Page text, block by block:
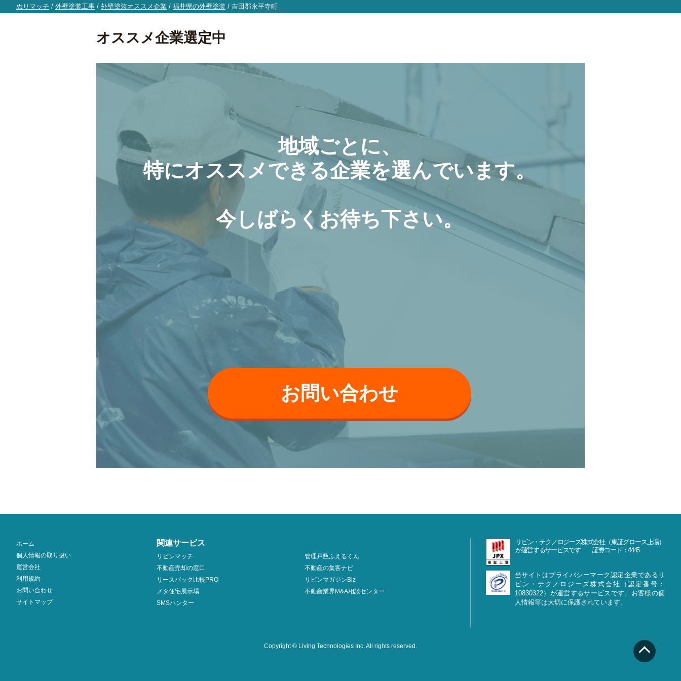
ぬりマッチ / 外壁塗装工事 / 外壁塗装オススメ企業 / 福井県の外壁塗装 / 吉田郡永平寺町
オススメ企業選定中
地域ごとに、
特にオススメできる企業を選んでいます。
今しばらくお待ち下さい。
お問い合わせ
ホーム
個人情報の取り扱い
運営会社
利用規約
お問い合わせ
サイトマップ
関連サービス
リビンマッチ
不動産売却の窓口
リースバック比較PRO
メタ住宅展示場
SMSハンター
管理戸数ふえるくん
不動産の集客ナビ
リビンマガジンBiz
不動産業界M&A相談センター
リビン・テクノロジーズ株式会社（東証グロース上場）
が運営するサービスです 証券コード：4445
当サイトはプライバシーマーク認定企業であるリ
ビン・テクノロジーズ株式会社（認定番号：
10830322）が運営するサービスです。お客様の個
人情報等は大切に保護されています。
Copyright © Living Technologies Inc.All rights reserved.